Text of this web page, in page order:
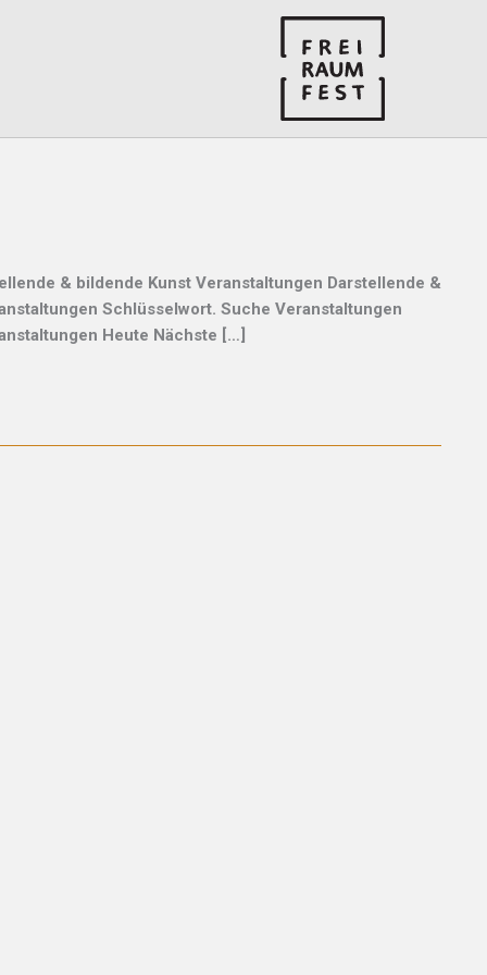
& bildende Kunst Veranstaltungen Darstellende &
Schlüsselwort. Suche Veranstaltungen
Heute Nächste […]